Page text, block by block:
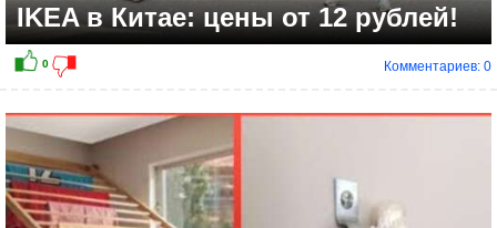
IKEA в Китае: цены от 12 рублей!
Комментариев: 0